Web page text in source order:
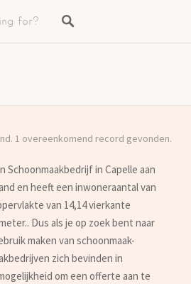
1 overeenkomend record gevonden.
Schoonmaakbedrijf in Capelle aan
en heeft een inwoneraantal van
van 14,14 vierkante
Dus als je op zoek bent naar
maken van schoonmaak-
zich bevinden in
om een offerte aan te